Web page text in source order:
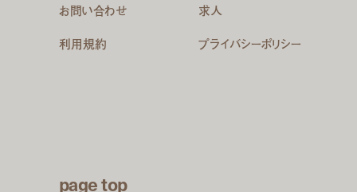
お問い合わせ
求人
利用規約 プライバシーポリシー
page top